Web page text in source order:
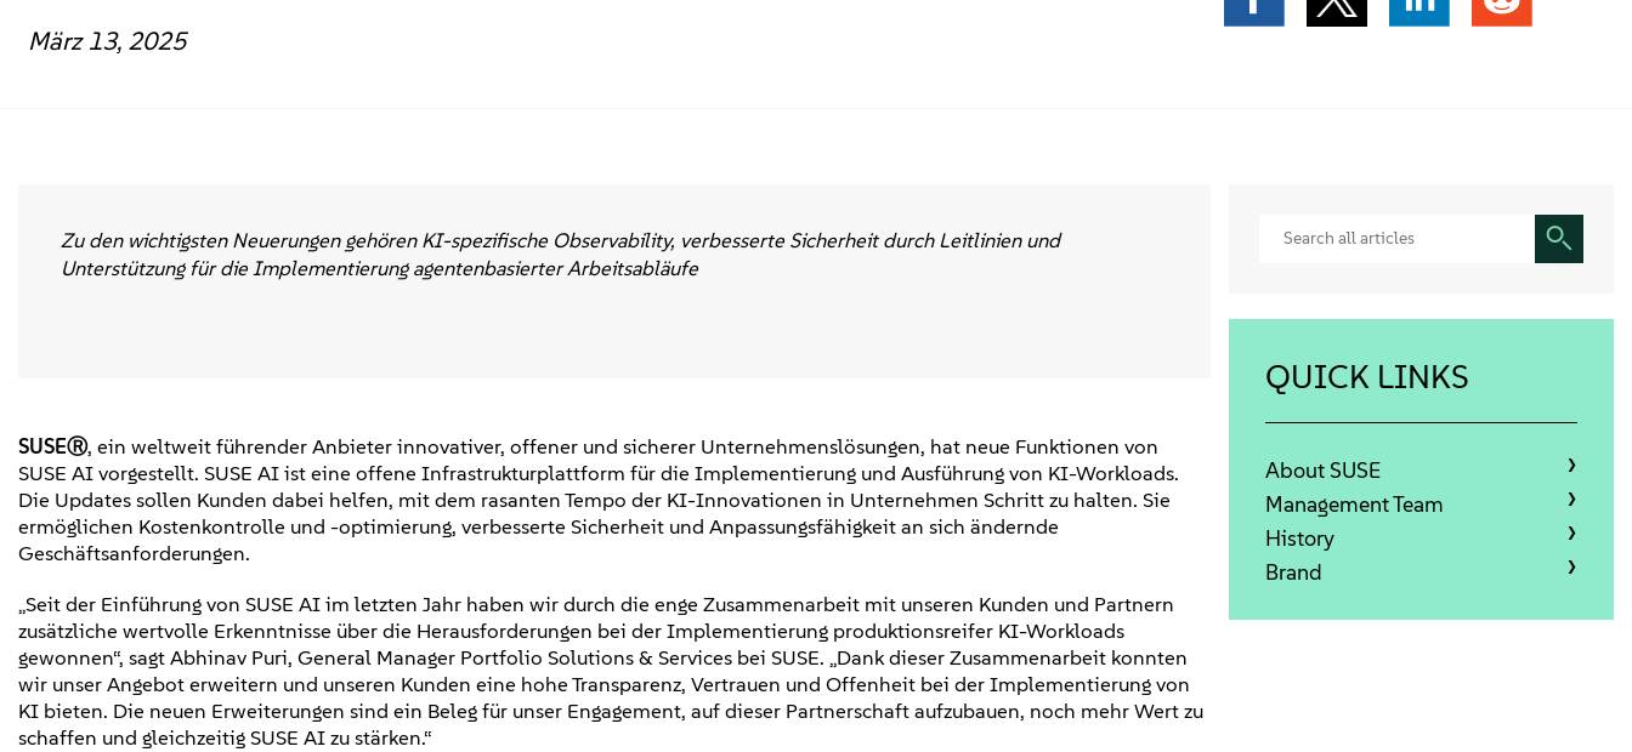
März 13, 2025
Zu den wichtigsten Neuerungen gehören KI-spezifische Observability, verbesserte Sicherheit durch Leitlinien und
Unterstützung für die Implementierung agentenbasierter Arbeitsabläufe
SUSEⓇ, ein weltweit führender Anbieter innovativer, offener und sicherer Unternehmenslösungen, hat neue Funktionen von
SUSE AI vorgestellt. SUSE AI ist eine offene Infrastrukturplattform für die Implementierung und Ausführung von KI-Workloads.
Die Updates sollen Kunden dabei helfen, mit dem rasanten Tempo der KI-Innovationen in Unternehmen Schritt zu halten. Sie
ermöglichen Kostenkontrolle und -optimierung, verbesserte Sicherheit und Anpassungsfähigkeit an sich ändernde
Geschäftsanforderungen.
„Seit der Einführung von SUSE AI im letzten Jahr haben wir durch die enge Zusammenarbeit mit unseren Kunden und Partnern
zusätzliche wertvolle Erkenntnisse über die Herausforderungen bei der Implementierung produktionsreifer KI-Workloads
gewonnen“, sagt Abhinav Puri, General Manager Portfolio Solutions & Services bei SUSE. „Dank dieser Zusammenarbeit konnten
wir unser Angebot erweitern und unseren Kunden eine hohe Transparenz, Vertrauen und Offenheit bei der Implementierung von
KI bieten. Die neuen Erweiterungen sind ein Beleg für unser Engagement, auf dieser Partnerschaft aufzubauen, noch mehr Wert zu
schaffen und gleichzeitig SUSE AI zu stärken.“
QUICK LINKS
About SUSE
Management Team
History
Brand